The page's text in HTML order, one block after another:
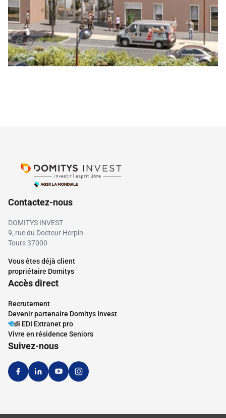
La future résidence Domitys s’inscrit dans
le cadre de la création d’un éco-quartier de
environnant essentiellement résidentiel et
commerçant, dans un cadre verdoyant
(jardins familiaux, zone de promenade…).
Contactez-nous
DOMITYS INVEST
9, rue du Docteur Herpin
Tours 37000
Vous êtes déjà client
propriétaire Domitys
Accès direct
Recrutement
Devenir partenaire Domitys Invest
EDI Extranet pro
Vivre en résidence Seniors
Suivez-nous